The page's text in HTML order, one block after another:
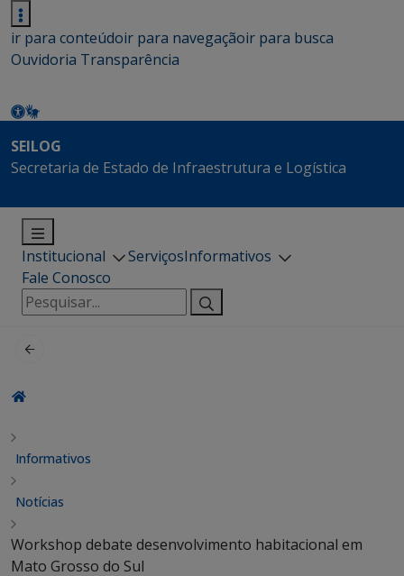
ir para conteúdoir para navegaçãoir para busca
Ouvidoria Transparência
SEILOG
Secretaria de Estado de Infraestrutura e Logística
Institucional ServiçosInformativos
Fale Conosco
Pesquisar
por:
Informativos
Notícias
Workshop debate desenvolvimento habitacional em
Mato Grosso do Sul